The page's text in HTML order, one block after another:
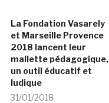
La Fondation Vasarely
et Marseille Provence
2018 lancent leur
mallette pédagogique,
un outil éducatif et
ludique
31/01/2018